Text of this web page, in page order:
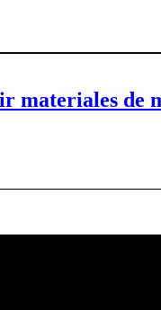
materiales de